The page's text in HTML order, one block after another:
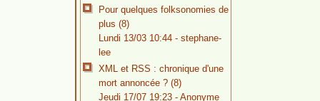
Pour quelques folksonomies de
plus (8)
Lundi 13/03 10:44 - stephane-
lee
XML et RSS : chronique d'une
mort annoncée ? (8)
Jeudi 17/07 19:23 - Anonyme